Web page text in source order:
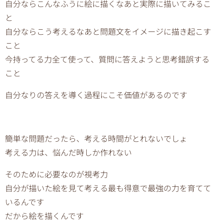
自分ならこんなふうに絵に描くなあと実際に描いてみるこ
と
自分ならこう考えるなあと問題文をイメージに描き起こす
こと
今持ってる力全て使って、質問に答えようと思考錯誤する
こと
自分なりの答えを導く過程にこそ価値があるのです
簡単な問題だったら、考える時間がとれないでしょ
考える力は、悩んだ時しか作れない
そのために必要なのが視考力
自分が描いた絵を見て考える最も得意で最強の力を育てて
いるんです
だから絵を描くんです